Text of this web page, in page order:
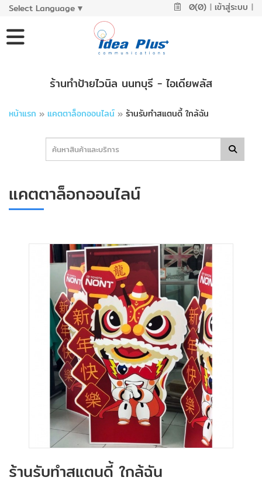
Select Language ▼ 0(0) | เข้าสู่ระบบ |
ร้านทำป้ายไวนิล นนทบุรี - ไอเดียพลัส
หน้าแรก » แคตตาล็อกออนไลน์ » ร้านรับทําสแตนดี้ ใกล้ฉัน
แคตตาล็อกออนไลน์
ร้านรับทําสแตนดี้ ใกล้ฉัน